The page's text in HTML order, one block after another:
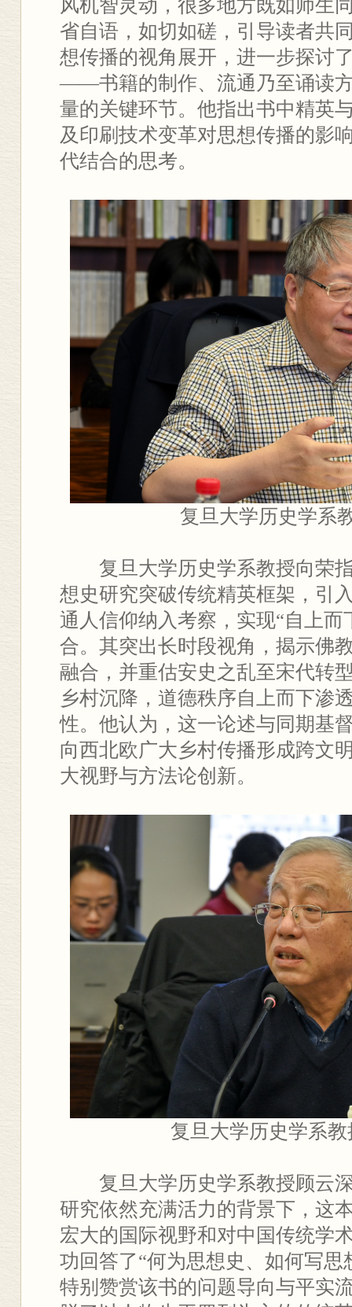
风机智灵动，很多地方既如师生
省自语，如切如磋，引导读者共
想传播的视角展开，进一步探讨
——书籍的制作、流通乃至诵读
量的关键环节。他指出书中精英
及印刷技术变革对思想传播的影
代结合的思考。
复旦大学历史学系
复旦大学历史学系教授向荣
想史研究突破传统精英框架，引
通人信仰纳入考察，实现“自上而
合。其突出长时段视角，揭示佛
融合，并重估安史之乱至宋代转
乡村沉降，道德秩序自上而下渗
性。他认为，这一论述与同期基
向西北欧广大乡村传播形成跨文
大视野与方法论创新。
复旦大学历史学系
复旦大学历史学系教授顾云
研究依然充满活力的背景下，这
宏大的国际视野和对中国传统学
功回答了“何为思想史、如何写思
特别赞赏该书的问题导向与平实